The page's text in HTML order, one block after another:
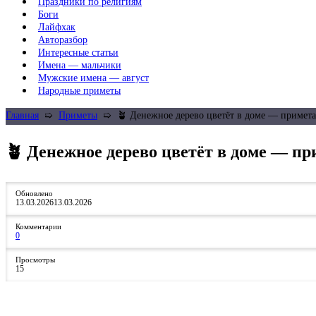
Боги
Лайфхак
Авторазбор
Интересные статьи
Имена — мальчики
Мужские имена — август
Народные приметы
Главная ➯ Приметы ➯ 🪴 Денежное дерево цветёт в доме — примета
🪴 Денежное дерево цветёт в доме —
Обновлено
13.03.202613.03.2026
Комментарии
0
Просмотры
15